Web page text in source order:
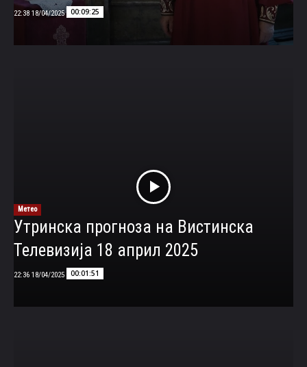
00:09:25
18/04/2025 22:38
Метео
Утринска прогноза на Вистинска
Телевизија 18 април 2025
00:01:51
18/04/2025 22:36